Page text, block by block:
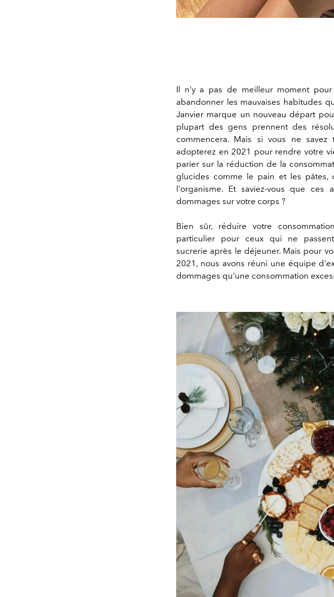
Il n'y a pas de meilleur moment
abandonner les mauvaises habitudes
Janvier marque un nouveau départ
plupart des gens prennent des
commencera. Mais si vous ne
adopterez en 2021 pour rendre votre
parier sur la réduction de la
glucides comme le pain et les pâtes,
l'organisme. Et saviez-vous que ces
dommages sur votre corps ?
Bien sûr, réduire votre
particulier pour ceux qui ne
sucrerie après le déjeuner. Mais pour
2021, nous avons réuni une équipe
dommages qu'une consommation